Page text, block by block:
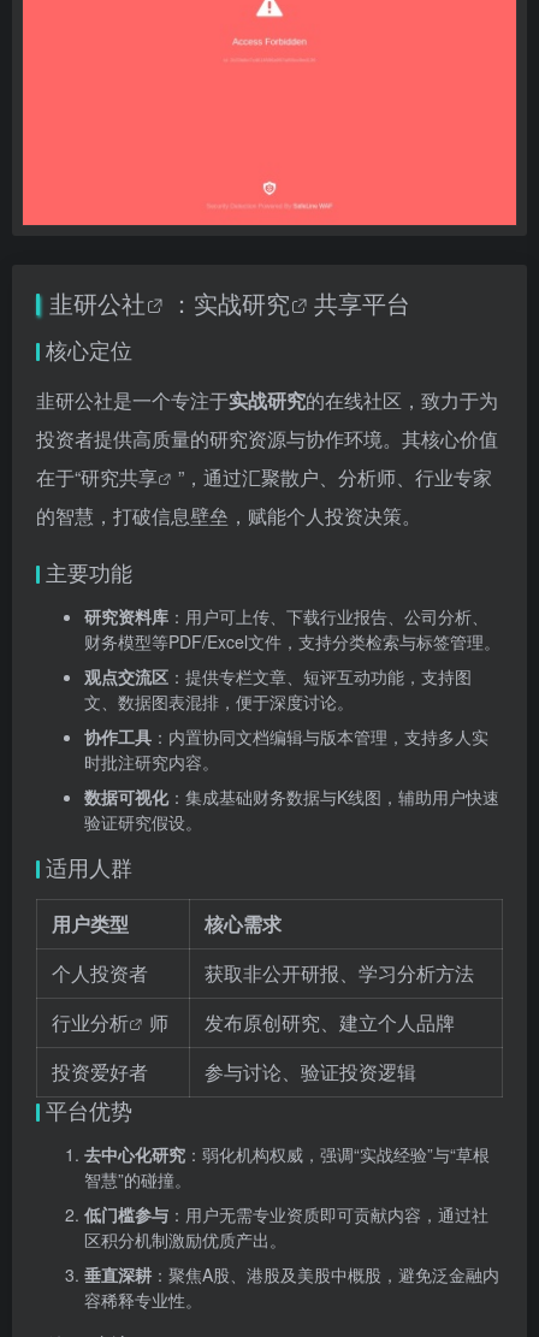
韭研公社 ： 实战研究 共享平台
核心定位
韭研公社是一个专注于实战研究的在线社区，致力于为
投资者提供高质量的研究资源与协作环境。其核心价值
在于“研究共享
”，通过汇聚散户、分析师、行业专家
的智慧，打破信息壁垒，赋能个人投资决策。
主要功能
研究资料库 ：用户可上传、下载行业报告、公司分析、
财务模型等PDF/Excel文件，支持分类检索与标签管理。
观点交流区 ：提供专栏文章、短评互动功能，支持图
文、数据图表混排，便于深度讨论。
协作工具 ：内置协同文档编辑与版本管理，支持多人实
时批注研究内容。
数据可视化：集成基础财务数据与K线图，辅助用户快速
验证研究假设。
适用人群
用户类型
核心需求
个人投资者
获取非公开研报、学习分析方法
行业分析
师
发布原创研究、建立个人品牌
投资爱好者
参与讨论、验证投资逻辑
平台优势
去中心化研究 ：弱化机构权威，强调“实战经验”与“草根
智慧”的碰撞。
低门槛参与 ：用户无需专业资质即可贡献内容，通过社
区积分机制激励优质产出。
垂直深耕 ：聚焦A股、港股及美股中概股，避免泛金融内
容稀释专业性。